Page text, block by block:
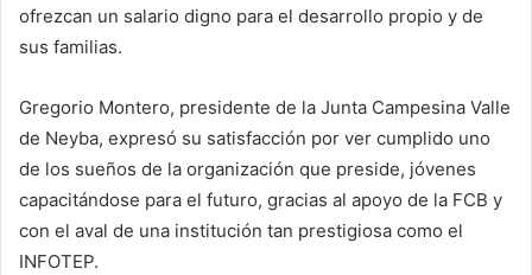
ofrezcan un salario digno para el desarrollo propio y de
sus familias.
Gregorio Montero, presidente de la Junta Campesina Valle
de Neyba, expresó su satisfacción por ver cumplido uno
de los sueños de la organización que preside, jóvenes
capacitándose para el futuro, gracias al apoyo de la FCB y
con el aval de una institución tan prestigiosa como el
INFOTEP.